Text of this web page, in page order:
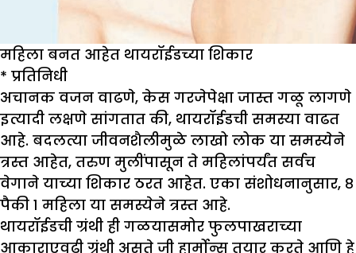
महिला बनत आहेत थायरॉईडच्या शिकार
* प्रतिनिधी
अचानक वजन वाढणे, केस गरजेपेक्षा जास्त गळू लागणे
इत्यादी लक्षणे सांगतात की, थायरॉईडची समस्या वाढत
आहे. बदलत्या जीवनशैलीमुळे लाखो लोक या समस्येने
त्रस्त आहेत, तरुण मुलींपासून ते महिलांपर्यंत सर्वच
वेगाने याच्या शिकार ठरत आहेत. एका संशोधनानुसार, ८
पैकी १ महिला या समस्येने त्रस्त आहे.
थायरॉईडची ग्रंथी ही गळयासमोर फुलपाखराच्या
आकाराएवढी ग्रंथी असते जी हार्मोन्स तयार करते आणि हे